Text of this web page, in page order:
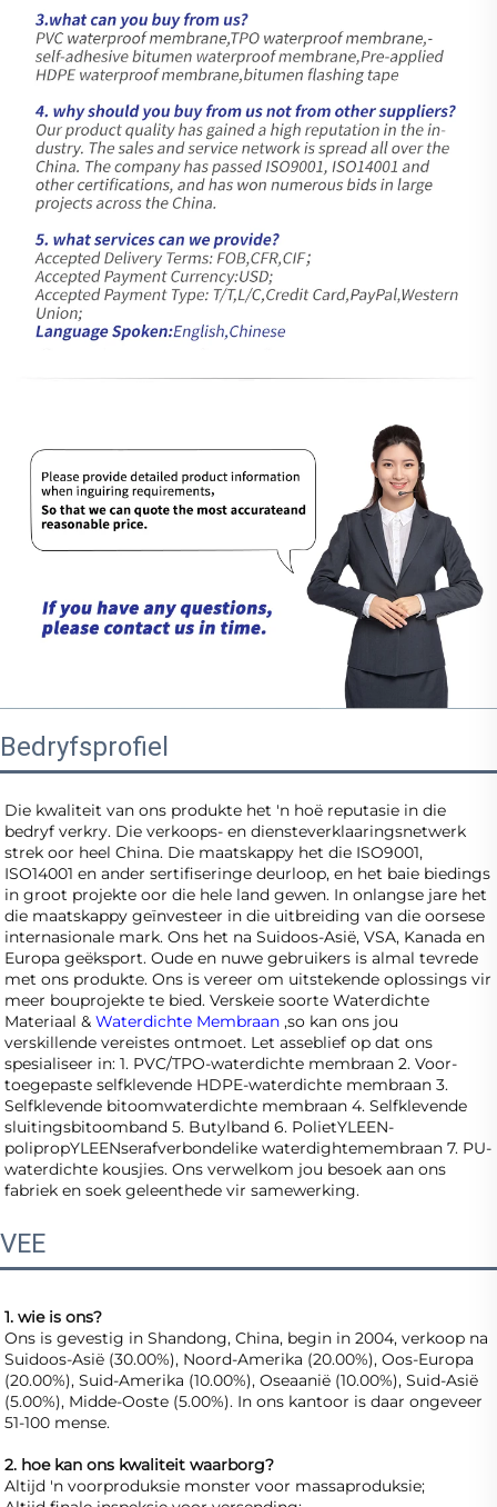
Bedryfsprofiel
Die kwaliteit van ons produkte het 'n hoë reputasie in die
bedryf verkry. Die verkoops- en diensteverklaaringsnetwerk
strek oor heel China. Die maatskappy het die ISO9001,
ISO14001 en ander sertifiseringe deurloop, en het baie biedings
in groot projekte oor die hele land gewen. In onlangse jare het
die maatskappy geïnvesteer in die uitbreiding van die oorsese
internasionale mark. Ons het na Suidoos-Asië, VSA, Kanada en
Europa geëksport. Oude en nuwe gebruikers is almal tevrede
met ons produkte. Ons is vereer om uitstekende oplossings vir
meer bouprojekte te bied. Verskeie soorte Waterdichte
Materiaal & Waterdichte Membraan ,so kan ons jou
verskillende vereistes ontmoet. Let asseblief op dat ons
spesialiseer in: 1. PVC/TPO-waterdichte membraan 2. Voor-
toegepaste selfklevende HDPE-waterdichte membraan 3.
Selfklevende bitoomwaterdichte membraan 4. Selfklevende
sluitingsbitoomband 5. Butylband 6. PolietYLEEN-
polipropYLEENserafverbondelike waterdightemembraan 7. PU-
waterdichte kousjies. Ons verwelkom jou besoek aan ons
fabriek en soek geleenthede vir samewerking.
VEE
1. wie is ons?
Ons is gevestig in Shandong, China, begin in 2004, verkoop na
Suidoos-Asië (30.00%), Noord-Amerika (20.00%), Oos-Europa
(20.00%), Suid-Amerika (10.00%), Oseaanië (10.00%), Suid-Asië
(5.00%), Midde-Ooste (5.00%). In ons kantoor is daar ongeveer
51-100 mense.
2. hoe kan ons kwaliteit waarborg?
Altijd 'n voorproduksie monster voor massaproduksie;